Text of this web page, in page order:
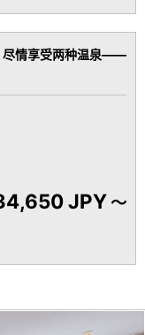
尽情享受两种温泉——
JPY～